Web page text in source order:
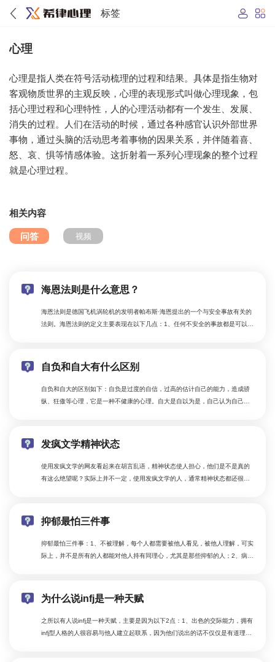
标签
心理
心理是指人类在符号活动梳理的过程和结果。具体是指生物对
客观物质世界的主观反映，心理的表现形式叫做心理现象，包
括心理过程和心理特性，人的心理活动都有一个发生、发展、
消失的过程。人们在活动的时候，通过各种感官认识外部世界
事物，通过头脑的活动思考着事物的因果关系，并伴随着喜、
怒、哀、惧等情感体验。这折射着一系列心理现象的整个过程
就是心理过程。
相关内容
问答 视频
海恩法则是什么意思？
海恩法则是德国飞机涡轮机的发明者帕布斯·海恩提出的一个与安全事故有关的
法则。海恩法则的定义主要表现在以下几点：1、任何不安全的事故都是可以预
自负和自大有什么区别
​自负和自大的区别如下：自负是过度的自信，过高的估计自己的能力，造成骄
纵、狂傲等心理，它是一种不健康的心理。自大是自以为是，自己认为自己很
发疯文学精神状态
使用发疯文学的网友看起来在胡言乱语，精神状态使人担心，他们是不是真的
有这么绝望呢？实际上并不一定，使用发疯文学的人，通常精神状态都还很正
抑郁最怕三件事
抑郁最怕三件事：1、不被理解，每个人都需要被他人看见，被他人理解，可实
际上，并不是所有的人都能对他人持有同理心，尤其是那些抑郁的人；2、病急
么它就会通过其它方式发泄出来。
为什么说infj是一种天赋
之所以有人说infj是一种天赋，主要是因为以下2点：1、出色的交际能力，拥有
infj型人格的人很容易与他人建立起联系，因为他们说出的话不仅仅是有道理